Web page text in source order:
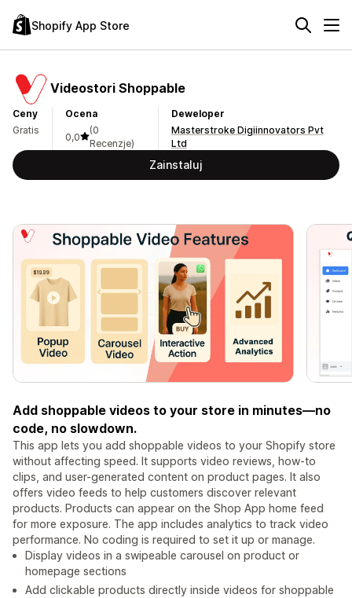
Shopify App Store
Videostori Shoppable
Ceny
Gratis
Ocena
0,0
(0
Recenzje)
Deweloper
Masterstroke Digiinnovators Pvt
Ltd
Zainstaluj
Add shoppable videos to your store in minutes—no
code, no slowdown.
This app lets you add shoppable videos to your Shopify store
without affecting speed. It supports video reviews, how-to
clips, and user-generated content on product pages. It also
offers video feeds to help customers discover relevant
products. Products can appear on the Shop App home feed
for more exposure. The app includes analytics to track video
performance. No coding is required to set it up or manage.
Display videos in a swipeable carousel on product or
homepage sections
Add clickable products directly inside videos for shoppable